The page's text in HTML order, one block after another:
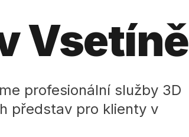
Vsetíně
profesionální služby 3D
představ pro klienty v